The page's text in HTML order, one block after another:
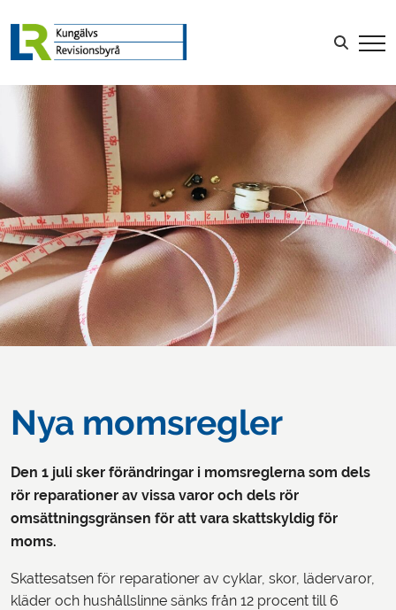
LOGGA IN
Sök efter:
Nya momsregler
Den 1 juli sker förändringar i momsreglerna som dels
rör reparationer av vissa varor och dels rör
omsättningsgränsen för att vara skattskyldig för
moms.
Skattesatsen för reparationer av cyklar, skor, lädervaror,
kläder och hushållslinne sänks från 12 procent till 6